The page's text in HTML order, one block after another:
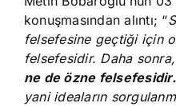
konuşmasından alıntı; “
felsefesine geçtiği için
felsefesidir. Daha sonra,
ne de özne felsefesidir.
yani ideaların